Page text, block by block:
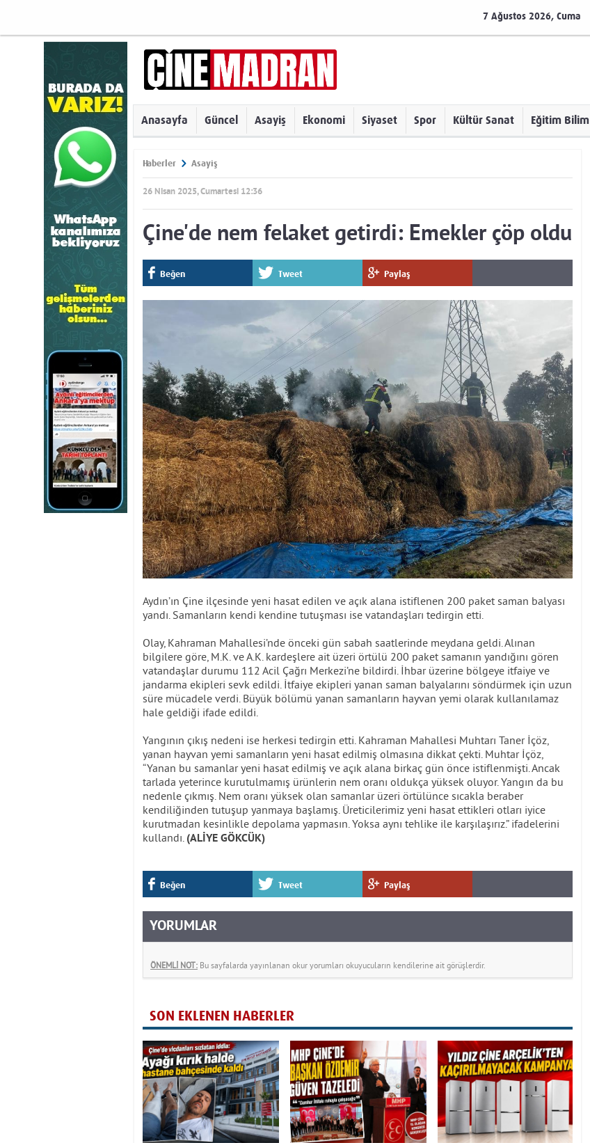
7 Ağustos 2026, Cuma
Anasayfa Güncel Asayiş Ekonomi Siyaset Spor Kültür Sanat Eğitim Bilim
Haberler Asayiş
26 Nisan 2025, Cumartesi 12:36
Çine'de nem felaket getirdi: Emekler çöp oldu
Beğen Tweet Paylaş
Aydın’ın Çine ilçesinde yeni hasat edilen ve açık alana istiflenen 200 paket saman balyası
yandı. Samanların kendi kendine tutuşması ise vatandaşları tedirgin etti.
Olay, Kahraman Mahallesi’nde önceki gün sabah saatlerinde meydana geldi. Alınan
bilgilere göre, M.K. ve A.K. kardeşlere ait üzeri örtülü 200 paket samanın yandığını gören
vatandaşlar durumu 112 Acil Çağrı Merkezi’ne bildirdi. İhbar üzerine bölgeye itfaiye ve
jandarma ekipleri sevk edildi. İtfaiye ekipleri yanan saman balyalarını söndürmek için uzun
süre mücadele verdi. Büyük bölümü yanan samanların hayvan yemi olarak kullanılamaz
hale geldiği ifade edildi.
Yangının çıkış nedeni ise herkesi tedirgin etti. Kahraman Mahallesi Muhtarı Taner İçöz,
yanan hayvan yemi samanların yeni hasat edilmiş olmasına dikkat çekti. Muhtar İçöz,
“Yanan bu samanlar yeni hasat edilmiş ve açık alana birkaç gün önce istiflenmişti. Ancak
tarlada yeterince kurutulmamış ürünlerin nem oranı oldukça yüksek oluyor. Yangın da bu
nedenle çıkmış. Nem oranı yüksek olan samanlar üzeri örtülünce sıcakla beraber
kendiliğinden tutuşup yanmaya başlamış. Üreticilerimiz yeni hasat ettikleri otları iyice
kurutmadan kesinlikle depolama yapmasın. Yoksa aynı tehlike ile karşılaşırız.” ifadelerini
kullandı. (ALİYE GÖKCÜK)
Beğen Tweet Paylaş
YORUMLAR
ÖNEMLİ NOT: Bu sayfalarda yayınlanan okur yorumları okuyucuların kendilerine ait görüşlerdir.
SON EKLENEN HABERLER